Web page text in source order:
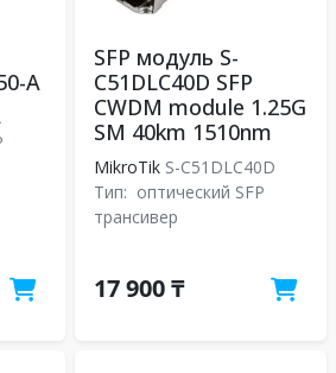
A
SFP модуль S-
C51DLC40D SFP
CWDM module 1.25G
SM 40km 1510nm
MikroTik S-C51DLC40D
Тип: оптический SFP
трансивер
17 900 ₸